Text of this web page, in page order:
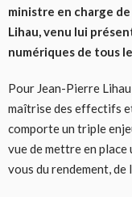
ministre en charge
Lihau, venu lui
numériques de tous
Pour Jean-Pierre
maîtrise des effectifs
comporte un triple
vue de mettre en
vous du rendement, de